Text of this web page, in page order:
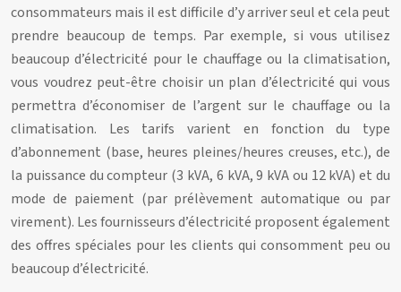
consommateurs mais il est difficile d’y arriver seul et cela peut
prendre beaucoup de temps. Par exemple, si vous utilisez
beaucoup d’électricité pour le chauffage ou la climatisation,
vous voudrez peut-être choisir un plan d’électricité qui vous
permettra d’économiser de l’argent sur le chauffage ou la
climatisation. Les tarifs varient en fonction du type
d’abonnement (base, heures pleines/heures creuses, etc.), de
la puissance du compteur (3 kVA, 6 kVA, 9 kVA ou 12 kVA) et du
mode de paiement (par prélèvement automatique ou par
virement). Les fournisseurs d’électricité proposent également
des offres spéciales pour les clients qui consomment peu ou
beaucoup d’électricité.